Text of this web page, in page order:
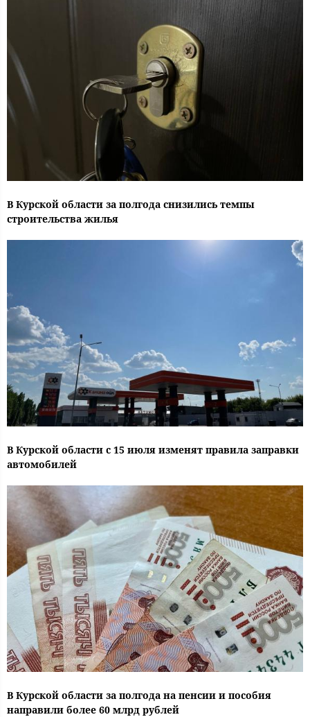
В Курской области за полгода снизились темпы
строительства жилья
В Курской области с 15 июля изменят правила заправки
автомобилей
В Курской области за полгода на пенсии и пособия
направили более 60 млрд рублей